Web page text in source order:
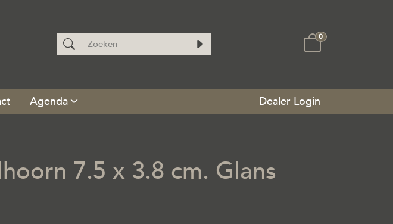
0
Agenda Dealer Login
7.5 x 3.8 cm. Glans